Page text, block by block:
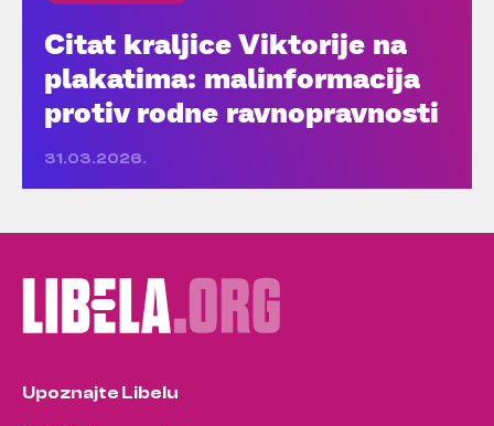
Citat kraljice Viktorije na
plakatima: malinformacija
protiv rodne ravnopravnosti
31.03.2026.
Upoznajte Libelu